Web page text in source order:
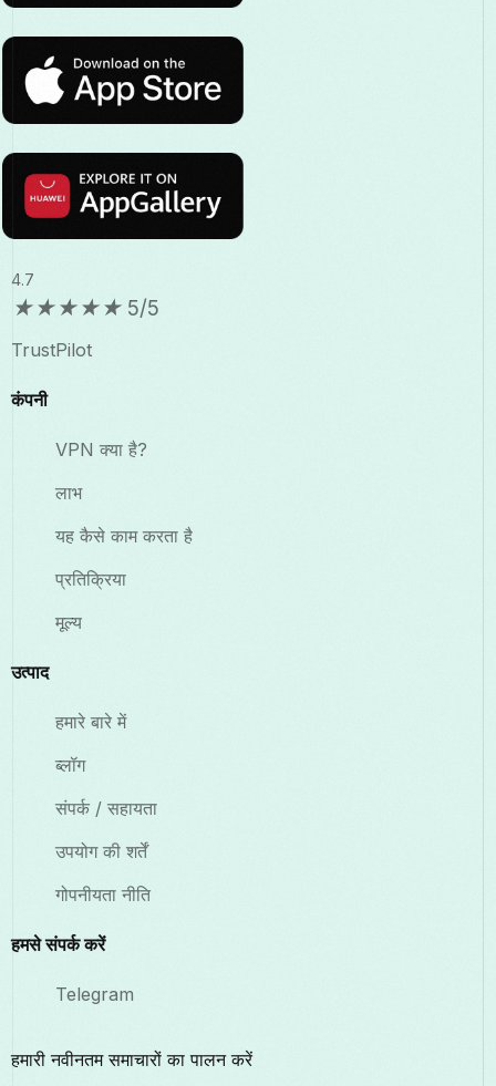
4.7
★★★★★ 5/5
TrustPilot
कंपनी
VPN क्या है?
लाभ
यह कैसे काम करता है
प्रतिक्रिया
मूल्य
उत्पाद
हमारे बारे में
ब्लॉग
संपर्क / सहायता
उपयोग की शर्तें
गोपनीयता नीति
हमसे संपर्क करें
Telegram
हमारी नवीनतम समाचारों का पालन करें